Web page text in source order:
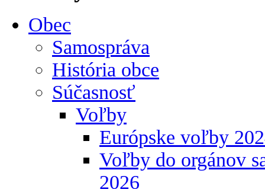
Obec
Samospráva
História obce
Súčasnosť
Voľby
Európske voľby
Voľby do orgánov
2026